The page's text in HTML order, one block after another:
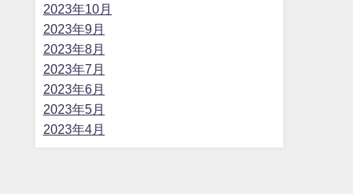
2023年10月
2023年9月
2023年8月
2023年7月
2023年6月
2023年5月
2023年4月